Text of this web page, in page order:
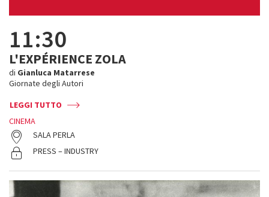
11:30
L'EXPÉRIENCE ZOLA
di Gianluca Matarrese
Giornate degli Autori
LEGGI TUTTO
CINEMA
SALA PERLA
PRESS – INDUSTRY